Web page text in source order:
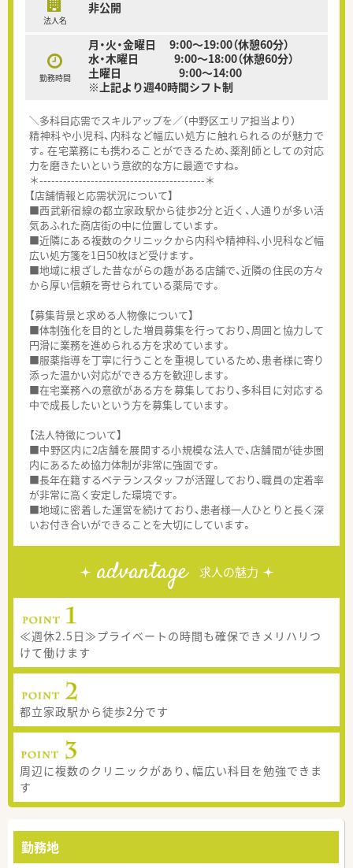
法人名
非公開
勤務時間
月・火・金曜日 9:00～19:00（休憩60分）
水・木曜日 9:00～18:00（休憩60分）
土曜日 9:00～14:00
※上記より週40時間シフト制
＼多科目応需でスキルアップを／（中野区エリア担当より）
精神科や小児科、内科など幅広い処方に触れられるのが魅力で
す。在宅業務にも携わることができるため、薬剤師としての対応
力を磨きたいという意欲的な方に最適ですね。
＊------------------------------------------＊
【店舗情報と応需状況について】
■西武新宿線の都立家政駅から徒歩2分と近く、人通りが多い活
気あふれた商店街の中に位置しています。
■近隣にある複数のクリニックから内科や精神科、小児科など幅
広い処方箋を1日50枚ほど受けます。
■地域に根ざした昔ながらの趣がある店舗で、近隣の住民の方々
から厚い信頼を寄せられている薬局です。
【募集背景と求める人物像について】
■体制強化を目的とした増員募集を行っており、周囲と協力して
円滑に業務を進められる方を求めています。
■服薬指導を丁寧に行うことを重視しているため、患者様に寄り
添った温かい対応ができる方を歓迎します。
■在宅業務への意欲がある方を募集しており、多科目に対応する
中で成長したいという方を募集しています。
【法人特徴について】
■中野区内に2店舗を展開する小規模な法人で、店舗間が徒歩圏
内にあるため協力体制が非常に強固です。
■長年在籍するベテランスタッフが活躍しており、職員の定着率
が非常に高く安定した環境です。
■地域に密着した運営を続けており、患者様一人ひとりと長く深
いお付き合いができることを大切にしています。
advantage 求人の魅力
≪週休2.5日≫プライベートの時間も確保できメリハリつ
けて働けます
都立家政駅から徒歩2分です
周辺に複数のクリニックがあり、幅広い科目を勉強できま
す
勤務地